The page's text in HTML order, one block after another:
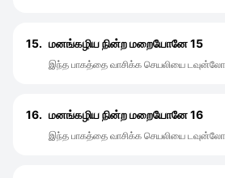
15. மனங்கழிய நின்ற மறையோனே 15
இந்த பாகத்தை வாசிக்க செயலியை
16. மனங்கழிய நின்ற மறையோனே 16
இந்த பாகத்தை வாசிக்க செயலியை